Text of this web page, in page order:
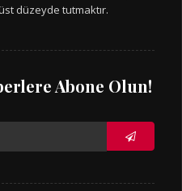
düzeyde tutmaktır.
Abone Olun!